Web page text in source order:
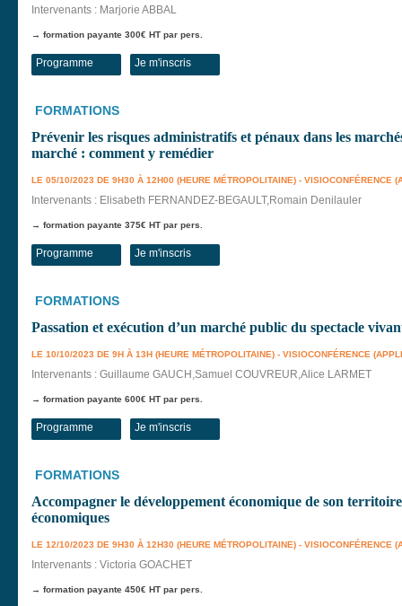
Intervenants : Marjorie ABBAL
→ formation payante 300€ HT par pers.
Programme Je m'inscris
FORMATIONS
Prévenir les risques administratifs et pénaux dans les
marché : comment y remédier
LE 05/10/2023 DE 9H30 À 12H00 (HEURE MÉTROPOLITAINE) - VISIOCONFÉRENCE
Intervenants : Elisabeth FERNANDEZ-BEGAULT,Romain Denilauler
→ formation payante 375€ HT par pers.
Programme Je m'inscris
FORMATIONS
Passation et exécution d’un marché public du spectacle
LE 10/10/2023 DE 9H À 13H (HEURE MÉTROPOLITAINE) - VISIOCONFÉRENCE
Intervenants : Guillaume GAUCH,Samuel COUVREUR,Alice LARMET
→ formation payante 600€ HT par pers.
Programme Je m'inscris
FORMATIONS
Accompagner le développement économique de son
économiques
LE 12/10/2023 DE 9H30 À 12H30 (HEURE MÉTROPOLITAINE) - VISIOCONFÉRENCE
Intervenants : Victoria GOACHET
→ formation payante 450€ HT par pers.